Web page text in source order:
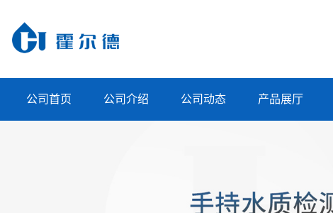
公司首页 公司介绍 公司动态 产品展厅